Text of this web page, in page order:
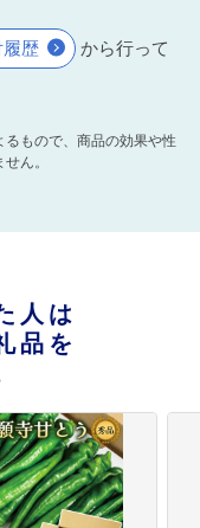
歴
から行って
もので、商品の効果や性
ん。
人は
品を